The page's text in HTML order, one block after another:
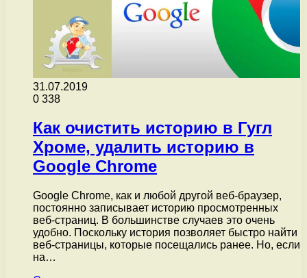
31.07.2019
0 338
Как очистить историю в Гугл
Хроме, удалить историю в
Google Chrome
Google Chrome, как и любой другой веб-браузер,
постоянно записывает историю просмотренных
веб-страниц. В большинстве случаев это очень
удобно. Поскольку история позволяет быстро найти
веб-страницы, которые посещались ранее. Но, если
на…